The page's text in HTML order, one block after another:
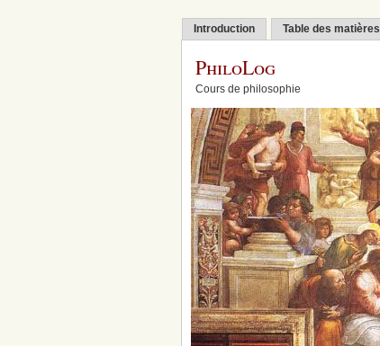
Introduction Table des matières
PhiloLog
Cours de philosophie